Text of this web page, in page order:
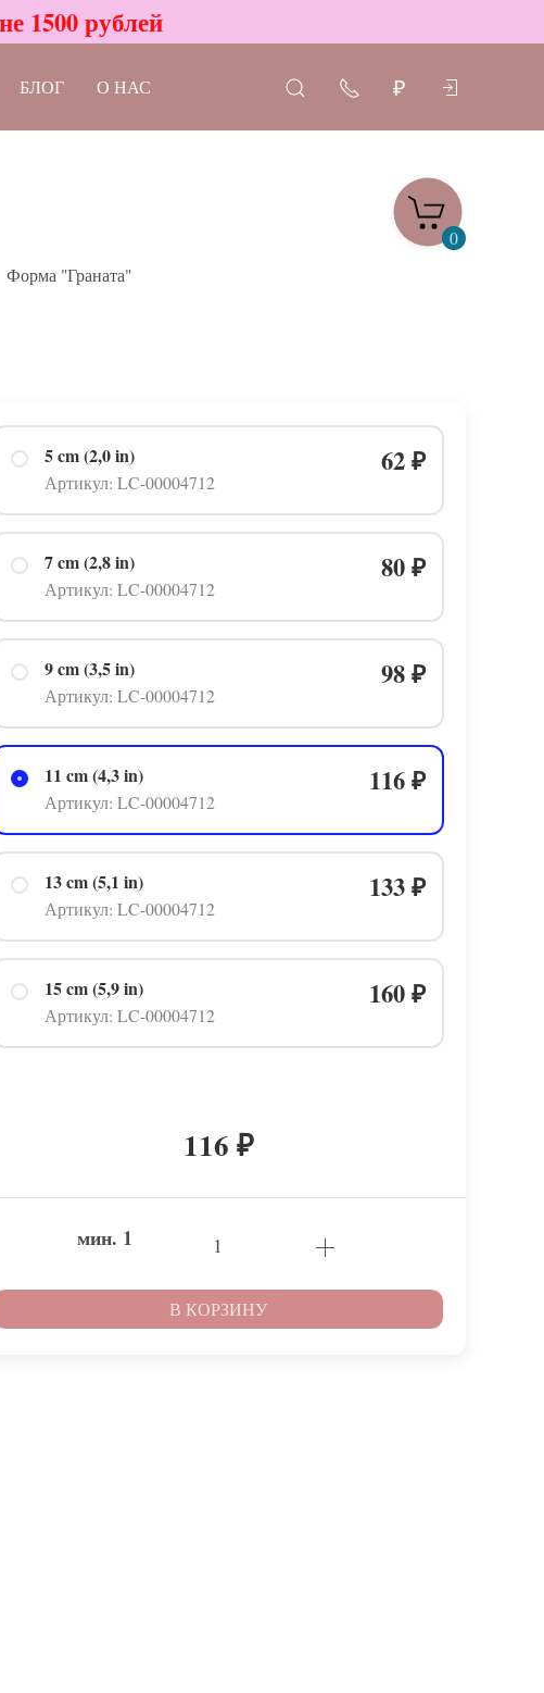
1500 рублей
БЛОГ О НАС ₽
0
Форма "Граната"
5 cm (2,0 in)
Артикул: LC-00004712
62 ₽
7 cm (2,8 in)
Артикул: LC-00004712
80 ₽
9 cm (3,5 in)
Артикул: LC-00004712
98 ₽
11 cm (4,3 in)
Артикул: LC-00004712
116 ₽
13 cm (5,1 in)
Артикул: LC-00004712
133 ₽
15 cm (5,9 in)
Артикул: LC-00004712
160 ₽
116 ₽
мин. 1
В КОРЗИНУ